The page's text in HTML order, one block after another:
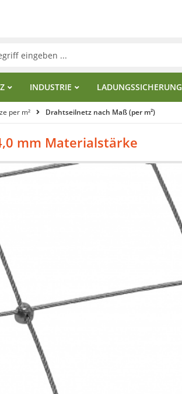
INDUSTRIE LADUNGSSICHERUNG
per m² Drahtseilnetz nach Maß (per m²)
mm Materialstärke